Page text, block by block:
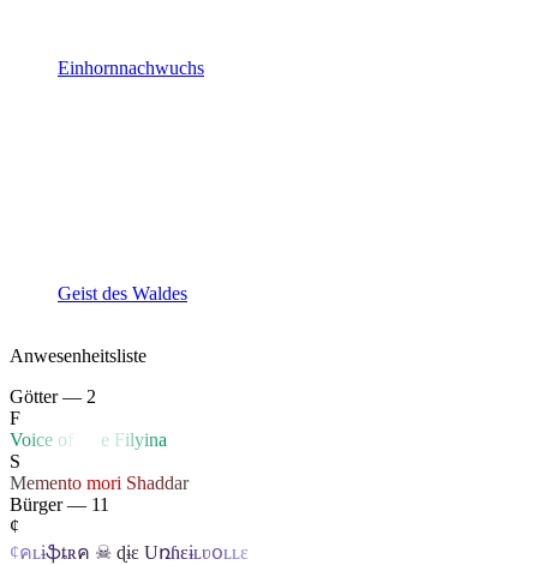
Einhornnachwuchs
Geist des Waldes
Anwesenheitsliste
Götter — 2
F
Voice of e Filyina
S
Memento mori Shaddar
Bürger — 11
¢
¢คʟɨֆȶʀค ☠ ɖɨɛ Uռɦɛɨʟʋօʟʟɛ